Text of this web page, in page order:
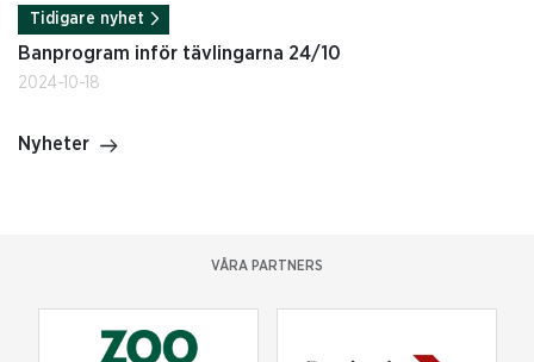
Tidigare nyhet
Banprogram inför tävlingarna 24/10
2024-10-18
Nyheter
VÅRA PARTNERS